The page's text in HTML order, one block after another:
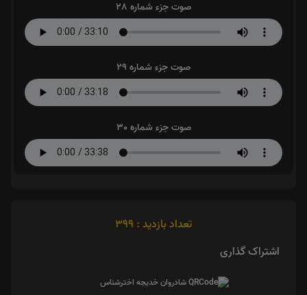
صوت جزء شماره 28
صوت جزء شماره 29
صوت جزء شماره 30
تعداد بازدید : 399
اشتراک گذاری